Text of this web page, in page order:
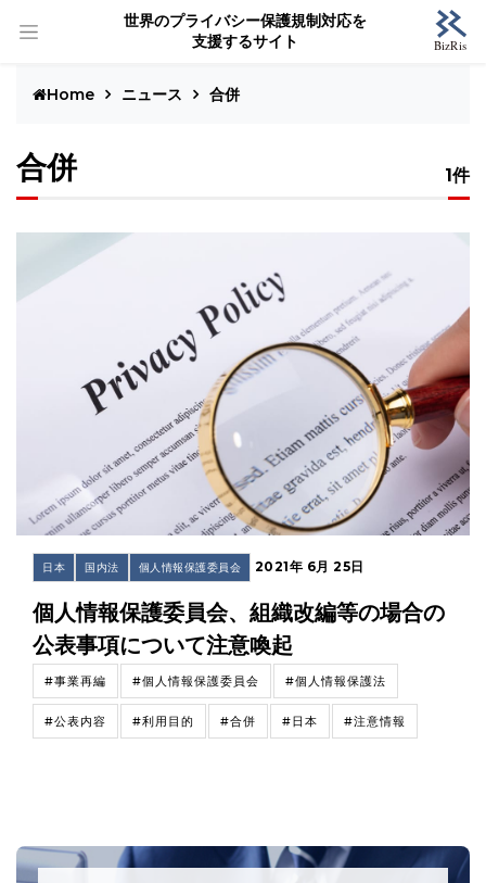
世界のプライバシー保護規制対応を
支援するサイト
Home ニュース 合併
合併 1件
日本 国内法 個人情報保護委員会 2021年 6月 25日
個人情報保護委員会、組織改編等の場合の
公表事項について注意喚起
#事業再編 #個人情報保護委員会 #個人情報保護法
#公表内容 #利用目的 #合併 #日本 #注意情報